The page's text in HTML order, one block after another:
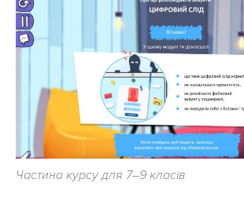
Частина курсу для 7–9 класів